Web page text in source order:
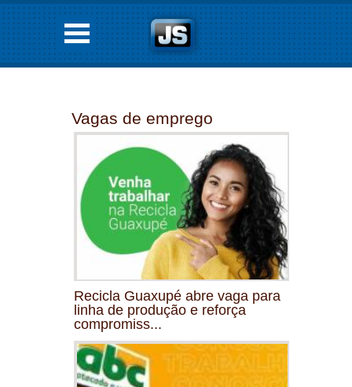
Vagas de emprego
Recicla Guaxupé abre vaga para
linha de produção e reforça
compromiss...